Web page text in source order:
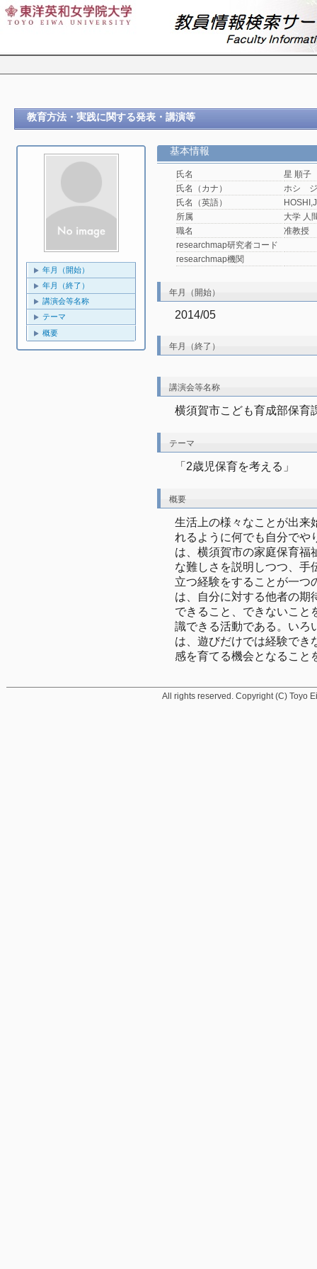
教育方法・実践に関する発表・講演等
年月（開始）
年月（終了）
講演会等名称
テーマ
概要
基本情報
氏名
星 順子
氏名（カナ）
ホシ ジ
氏名（英語）
所属
大学 人
職名
准教授
researchmap研究者コード
researchmap機関
年月（開始）
2014/05
年月（終了）
講演会等名称
横須賀市こども育成部保育
テーマ
「2歳児保育を考える」
概要
生活上の様々なことが出来
れるように何でも自分でや
は、横須賀市の家庭保育福
な難しさを説明しつつ、手
立つ経験をすることが一つ
は、自分に対する他者の期
できること、できないこと
識できる活動である。いろ
は、遊びだけでは経験でき
感を育てる機会となること